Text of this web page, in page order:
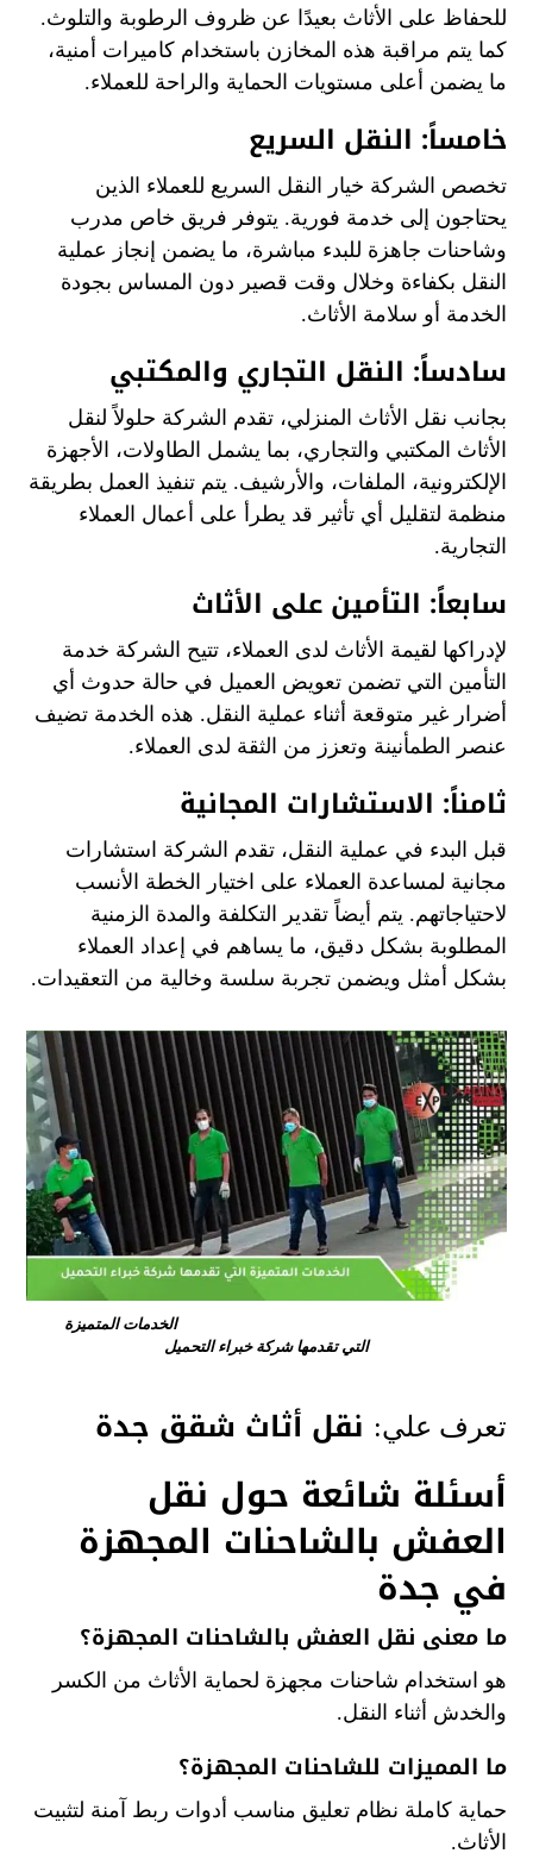
للحفاظ على الأثاث بعيدًا عن ظروف الرطوبة والتلوث.
كما يتم مراقبة هذه المخازن باستخدام كاميرات أمنية،
ما يضمن أعلى مستويات الحماية والراحة للعملاء.
خامساً: النقل السريع
تخصص الشركة خيار النقل السريع للعملاء الذين
يحتاجون إلى خدمة فورية. يتوفر فريق خاص مدرب
وشاحنات جاهزة للبدء مباشرة، ما يضمن إنجاز عملية
النقل بكفاءة وخلال وقت قصير دون المساس بجودة
الخدمة أو سلامة الأثاث.
سادساً: النقل التجاري والمكتبي
بجانب نقل الأثاث المنزلي، تقدم الشركة حلولاً لنقل
الأثاث المكتبي والتجاري، بما يشمل الطاولات، الأجهزة
الإلكترونية، الملفات، والأرشيف. يتم تنفيذ العمل بطريقة
منظمة لتقليل أي تأثير قد يطرأ على أعمال العملاء
التجارية.
سابعاً: التأمين على الأثاث
لإدراكها لقيمة الأثاث لدى العملاء، تتيح الشركة خدمة
التأمين التي تضمن تعويض العميل في حالة حدوث أي
أضرار غير متوقعة أثناء عملية النقل. هذه الخدمة تضيف
عنصر الطمأنينة وتعزز من الثقة لدى العملاء.
ثامناً: الاستشارات المجانية
قبل البدء في عملية النقل، تقدم الشركة استشارات
مجانية لمساعدة العملاء على اختيار الخطة الأنسب
لاحتياجاتهم. يتم أيضاً تقدير التكلفة والمدة الزمنية
المطلوبة بشكل دقيق، ما يساهم في إعداد العملاء
بشكل أمثل ويضمن تجربة سلسة وخالية من التعقيدات.
الخدمات المتميزة
التي تقدمها شركة خبراء التحميل
تعرف علي: نقل أثاث شقق جدة
أسئلة شائعة حول نقل
العفش بالشاحنات المجهزة
في جدة
ما معنى نقل العفش بالشاحنات المجهزة؟
هو استخدام شاحنات مجهزة لحماية الأثاث من الكسر
والخدش أثناء النقل.
ما المميزات للشاحنات المجهزة؟
حماية كاملة نظام تعليق مناسب أدوات ربط آمنة لتثبيت
الأثاث.